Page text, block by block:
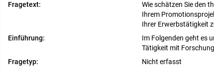
Fragetext:
Wie schätzen Sie den
Ihrem
Ihrer Erwerbstätigkeit
Einführung:
Im Folgenden geht es
Tätigkeit mit
Fragetyp:
Nicht erfasst